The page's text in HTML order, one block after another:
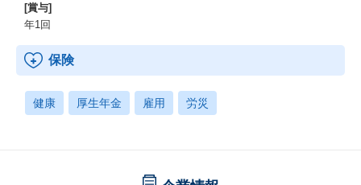
[賞与]
年1回
保険
健康 厚生年金 雇用 労災